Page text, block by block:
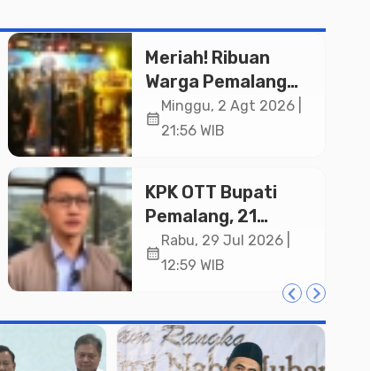
Meriah! Ribuan
Warga Pemalang
Padati Kirab
Festival Kamir
calendar_month
Minggu, 2 Agt 2026 |
21:56 WIB
KPK OTT Bupati
Pemalang, 21
Orang Diamankan
dan Sita Uang
calendar_month
Rabu, 29 Jul 2026 |
12:59 WIB